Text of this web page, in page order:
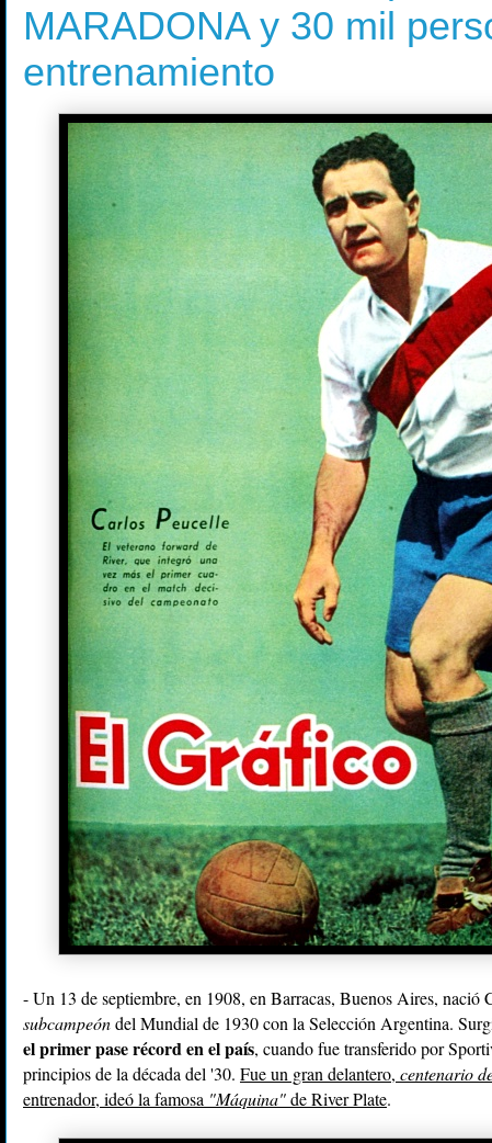
MARADONA y 30 mil
entrenamiento
- Un 13 de septiembre, en 1908, en Barracas, Buenos Aires, nació
subcampeóndel Mundial de 1930 con la Selección Argentina.
el primer pase récord en el país, cuando fue transferido por
principios de la década del '30. Fue un gran delantero, centenario
entrenador, ideó la famosa "Máquina"de River Plate.